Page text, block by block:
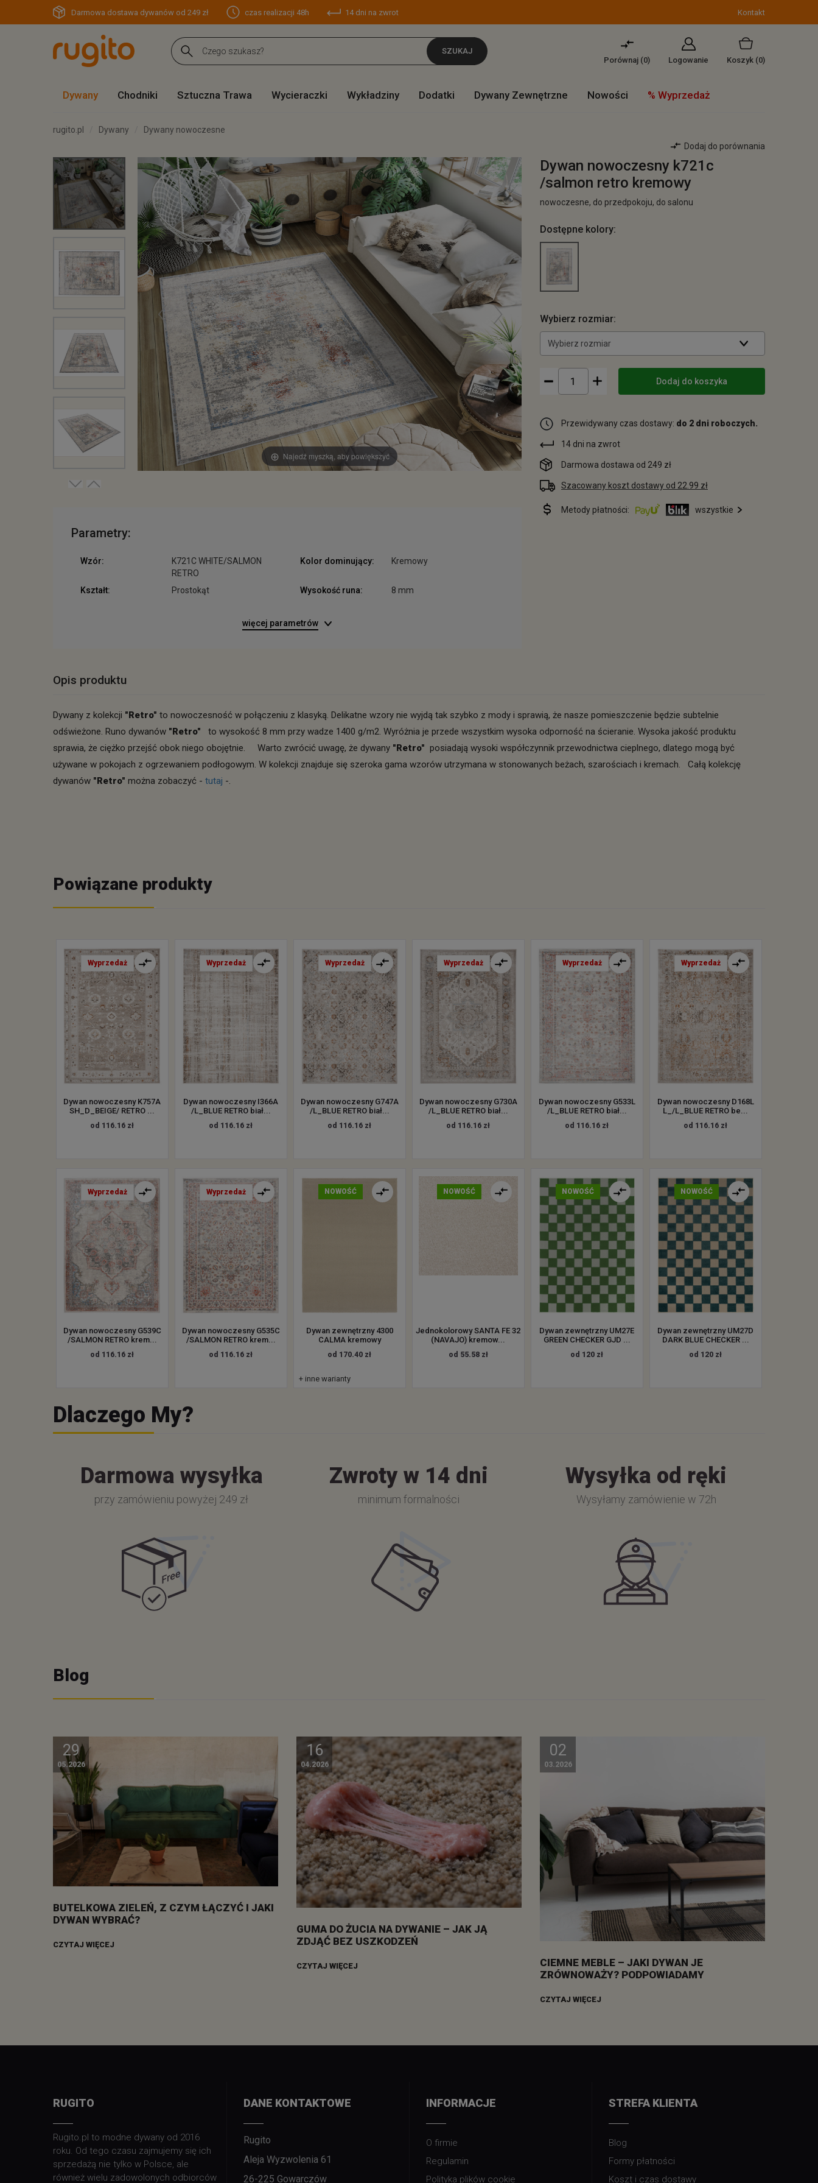
Darmowa dostawa dywanów od 249 zł czas realizacji 48h 14 dni na zwrot Kontakt
SZUKAJ
Porównaj (0) Logowanie Koszyk (0)
Dywany Chodniki Sztuczna Trawa Wycieraczki Wykładziny Dodatki Dywany Zewnętrzne Nowości % Wyprzedaż
rugito.pl Dywany Dywany nowoczesne
Najedź myszką, aby powiększyć
Parametry:
Wzór:
K721C WHITE/SALMON
RETRO
Kolor dominujący: Kremowy
Kształt: Prostokąt Wysokość runa: 8 mm
więcej parametrów
Dodaj do porównania
Dywan nowoczesny k721c
/salmon retro kremowy
nowoczesne, do przedpokoju, do salonu
Dostępne kolory:
Wybierz rozmiar:
Wybierz rozmiar
Dodaj do koszyka
Przewidywany czas dostawy: do 2 dni roboczych.
14 dni na zwrot
Darmowa dostawa od 249 zł
Szacowany koszt dostawy od 22.99 zł
Metody płatności: wszystkie
Opis produktu
Dywany z kolekcji "Retro" to nowoczesność w połączeniu z klasyką. Delikatne wzory nie wyjdą tak szybko z mody i sprawią, że nasze pomieszczenie będzie subtelnie
odświeżone. Runo dywanów "Retro"
to wysokość 8 mm przy wadze 1400 g/m2. Wyróżnia je przede wszystkim wysoka odporność na ścieranie. Wysoka jakość produktu
sprawia, że ciężko przejść obok niego obojętnie. Warto zwrócić uwagę, że dywany "Retro" posiadają wysoki współczynnik przewodnictwa cieplnego, dlatego mogą być
używane w pokojach z ogrzewaniem podłogowym. W kolekcji znajduje się szeroka gama wzorów utrzymana w stonowanych beżach, szarościach i kremach. Całą kolekcję
dywanów "Retro" można zobaczyć - tutaj -.
Powiązane produkty
Wyprzedaż
Dywan nowoczesny K757A
SH_D_BEIGE/ RETRO ...
od 116.16 zł
Wyprzedaż
Dywan nowoczesny I366A
/L_BLUE RETRO biał...
od 116.16 zł
Wyprzedaż
Dywan nowoczesny G747A
/L_BLUE RETRO biał...
od 116.16 zł
Wyprzedaż
Dywan nowoczesny G730A
/L_BLUE RETRO biał...
od 116.16 zł
Wyprzedaż
Dywan nowoczesny G533L
/L_BLUE RETRO biał...
od 116.16 zł
Wyprzedaż
Dywan nowoczesny D168L
L_/L_BLUE RETRO be...
od 116.16 zł
Wyprzedaż
Dywan nowoczesny G539C
/SALMON RETRO krem...
od 116.16 zł
Wyprzedaż
Dywan nowoczesny G535C
/SALMON RETRO krem...
od 116.16 zł
NOWOŚĆ
Dywan zewnętrzny 4300
CALMA kremowy
od 170.40 zł
+ inne warianty
NOWOŚĆ
Jednokolorowy SANTA FE 32
(NAVAJO) kremow...
od 55.58 zł
NOWOŚĆ
Dywan zewnętrzny UM27E
GREEN CHECKER GJD ...
od 120 zł
NOWOŚĆ
Dywan zewnętrzny UM27D
DARK BLUE CHECKER ...
od 120 zł
Dlaczego My?
Darmowa wysyłka
przy zamówieniu powyżej 249 zł
Zwroty w 14 dni
minimum formalności
Wysyłka od ręki
Wysyłamy zamówienie w 72h
Blog
29
05.2026
BUTELKOWA ZIELEŃ, Z CZYM ŁĄCZYĆ I JAKI
DYWAN WYBRAĆ?
CZYTAJ WIĘCEJ
16
04.2026
GUMA DO ŻUCIA NA DYWANIE – JAK JĄ
ZDJĄĆ BEZ USZKODZEŃ
CZYTAJ WIĘCEJ
02
03.2026
CIEMNE MEBLE – JAKI DYWAN JE
ZRÓWNOWAŻY? PODPOWIADAMY
CZYTAJ WIĘCEJ
RUGITO
Rugito.pl to modne dywany od 2016
roku. Od tego czasu zajmujemy się ich
sprzedażą nie tylko w Polsce, ale
również wielu zadowolonych odbiorców
DANE KONTAKTOWE
Rugito
Aleja Wyzwolenia 61
26-225 Gowarczów
INFORMACJE
O firmie
Regulamin
Polityka plików cookie
STREFA KLIENTA
Blog
Formy płatności
Koszt i czas dostawy